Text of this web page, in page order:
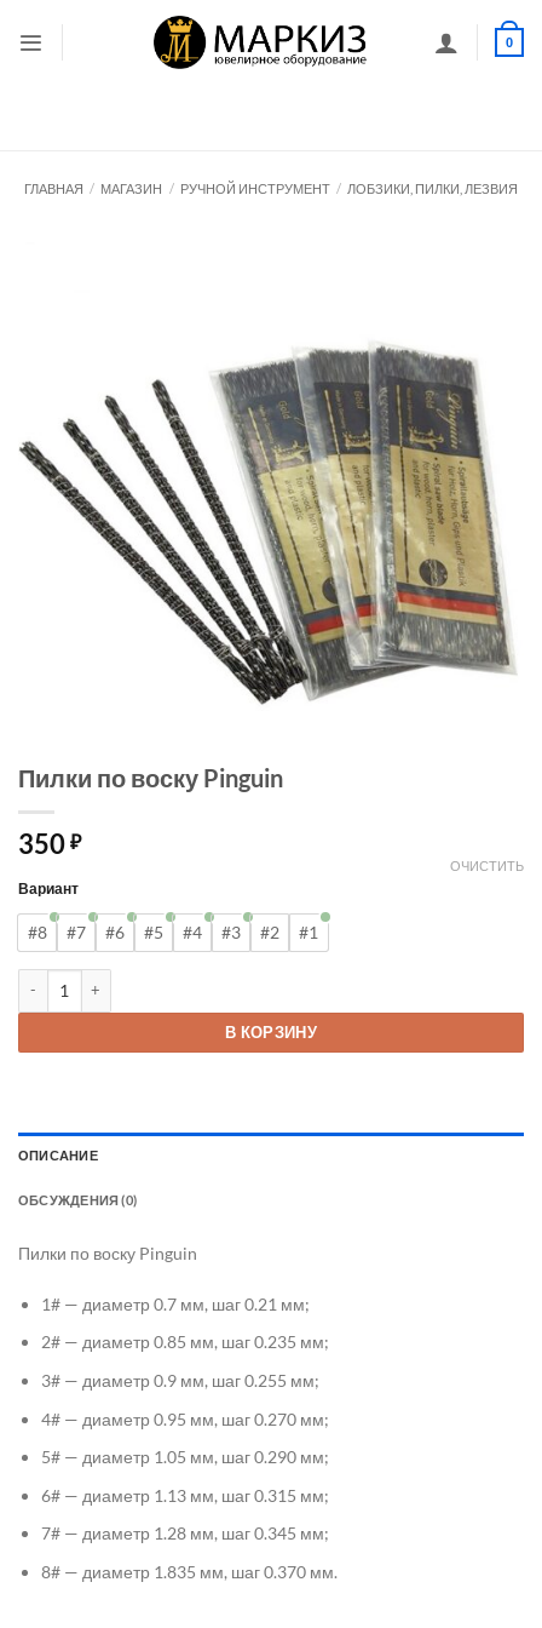
0
ГЛАВНАЯ / МАГАЗИН / РУЧНОЙ ИНСТРУМЕНТ / ЛОБЗИКИ, ПИЛКИ, ЛЕЗВИЯ
Пилки по воску Pinguin
350 ₽
Вариант
#8 #7 #6 #5 #4 #3 #2 #1
ОЧИСТИТЬ
В КОРЗИНУ
ОПИСАНИЕ
ОБСУЖДЕНИЯ (0)
Пилки по воску Pinguin
1# — диаметр 0.7 мм, шаг 0.21 мм;
2# — диаметр 0.85 мм, шаг 0.235 мм;
3# — диаметр 0.9 мм, шаг 0.255 мм;
4# — диаметр 0.95 мм, шаг 0.270 мм;
5# — диаметр 1.05 мм, шаг 0.290 мм;
6# — диаметр 1.13 мм, шаг 0.315 мм;
7# — диаметр 1.28 мм, шаг 0.345 мм;
8# — диаметр 1.835 мм, шаг 0.370 мм.